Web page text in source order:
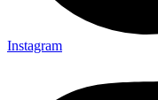
Instagram